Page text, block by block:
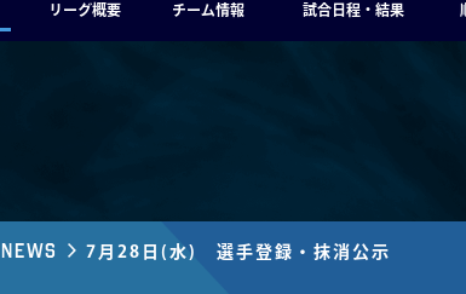
リーグ概要 チーム情報 試合日程・結果
News 7月28日(水) 選手登録・抹消公示